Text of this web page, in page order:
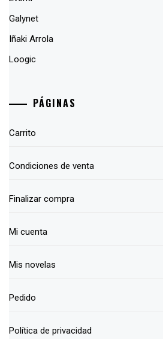
Galynet
Iñaki Arrola
Loogic
PÁGINAS
Carrito
Condiciones de venta
Finalizar compra
Mi cuenta
Mis novelas
Pedido
Política de privacidad